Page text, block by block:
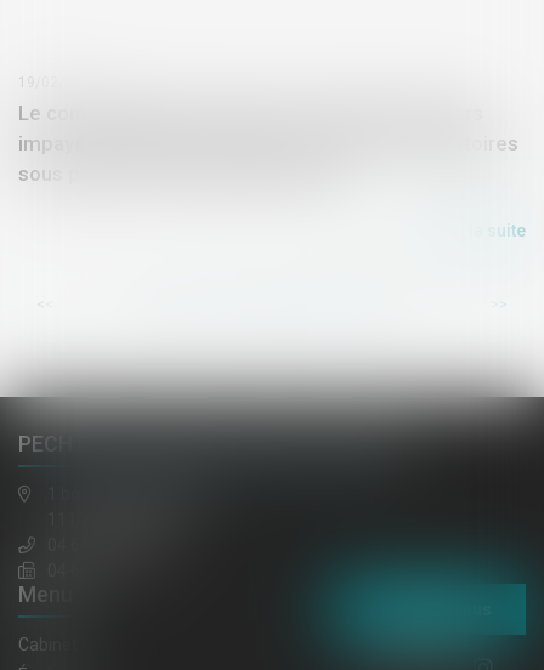
Le commandement de payer en matière de loyers
impayés, requiert le respect de mentions obligatoires
sous peine d'être frappé de nullité
19/02/2019
Lire la suite
<< >>
PECH DE LACLAUSE, JAULIN, EL HAZMI
Menu
Cabinet